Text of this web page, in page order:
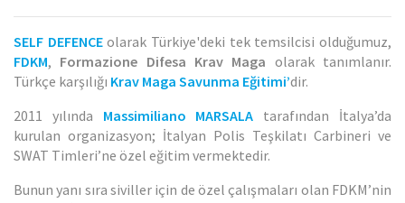
SELF DEFENCEolarak Türkiye'deki tek temsilcisi olduğumuz,
FDKM, Formazione Difesa Krav Maga olarak tanımlanır.
Türkçe karşılığı Krav Maga Savunma Eğitimi’dir.
2011 yılında Massimiliano MARSALA tarafından İtalya’da
kurulan organizasyon; İtalyan Polis Teşkilatı Carbineri ve
SWAT Timleri’ne özel eğitim vermektedir.
Bunun yanı sıra siviller için de özel çalışmaları olan FDKM’nin